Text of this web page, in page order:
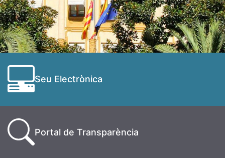
Seu Electrònica
Portal de Transparència